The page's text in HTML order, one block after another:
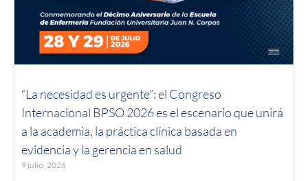
“La necesidad es urgente”: el Congreso
Internacional BPSO 2026 es el escenario que unirá
a la academia, la práctica clínica basada en
evidencia y la gerencia en salud
9 julio, 2026